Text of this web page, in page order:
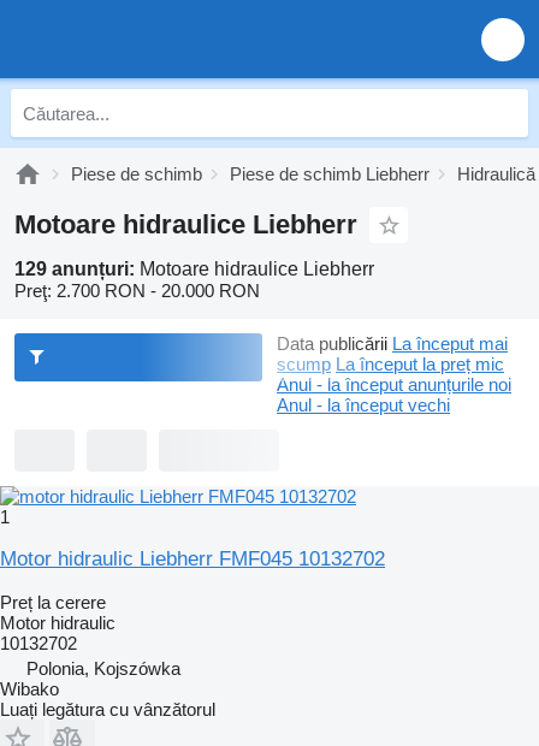
Piese de schimb Piese de schimb Liebherr
Motoare hidraulice Liebherr
129 anunțuri: Motoare hidraulice Liebherr
Preţ: 2.700 RON - 20.000 RON
Data publicării La început mai
scump La început la preț mic
Anul - la început anunțurile noi
Anul - la început vechi
1
Motor hidraulic Liebherr FMF045 10132702
Preț la cerere
Motor hidraulic
10132702
Polonia, Kojszówka
Wibako
Luați legătura cu vânzătorul